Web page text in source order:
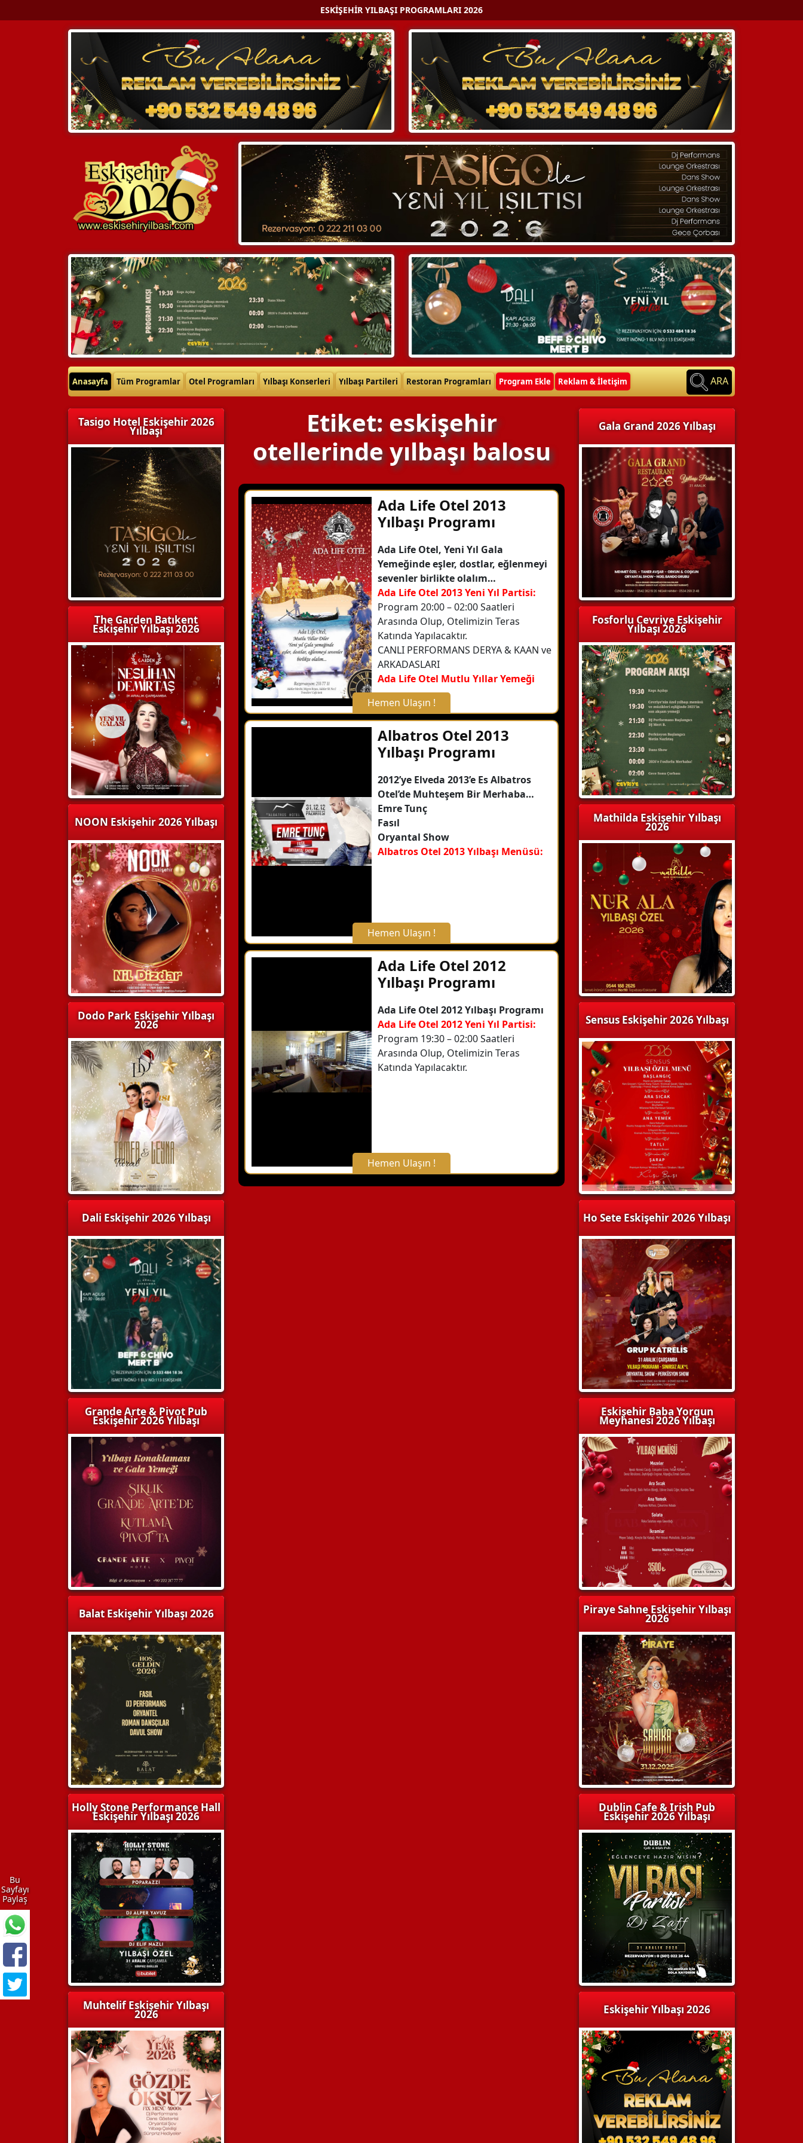
ESKIŞEHIR YILBAŞI PROGRAMLARI 2026
Anasayfa Tüm Programlar Otel Programları Yılbaşı Konserleri Yılbaşı Partileri Restoran Programları Program Ekle Reklam & İletişim ARA
Tasigo Hotel Eskişehir 2026
Yılbaşı
The Garden Batıkent
Eskişehir Yılbaşı 2026
NOON Eskişehir 2026 Yılbaşı
Dodo Park Eskişehir Yılbaşı
2026
Dali Eskişehir 2026 Yılbaşı
Grande Arte & Pivot Pub
Eskişehir 2026 Yılbaşı
Balat Eskişehir Yılbaşı 2026
Holly Stone Performance Hall
Eskişehir Yılbaşı 2026
Muhtelif Eskişehir Yılbaşı
2026
Etiket: eskişehir
otellerinde yılbaşı balosu
Ada Life Otel 2013
Yılbaşı Programı
Ada Life Otel, Yeni Yıl Gala
Yemeğinde eşler, dostlar, eğlenmeyi
sevenler birlikte olalım…
Ada Life Otel 2013 Yeni Yıl Partisi:
Program 20:00 – 02:00 Saatleri
Arasında Olup, Otelimizin Teras
Katında Yapılacaktır.
CANLI PERFORMANS DERYA & KAAN ve
ARKADASLARI
Ada Life Otel Mutlu Yıllar Yemeği
Hemen Ulaşın !
X Kapat
Detaylı Bilgi Alın
Albatros Otel 2013
Yılbaşı Programı
2012’ye Elveda 2013’e Es Albatros
Otel’de Muhteşem Bir Merhaba…
Emre Tunç
Fasıl
Oryantal Show
Albatros Otel 2013 Yılbaşı Menüsü:
Hemen Ulaşın !
X Kapat
Detaylı Bilgi Alın
Ada Life Otel 2012
Yılbaşı Programı
Ada Life Otel 2012 Yılbaşı Programı
Ada Life Otel 2012 Yeni Yıl Partisi:
Program 19:30 – 02:00 Saatleri
Arasında Olup, Otelimizin Teras
Katında Yapılacaktır.
Hemen Ulaşın !
X Kapat
Gala Grand 2026 Yılbaşı
Fosforlu Cevriye Eskişehir
Yılbaşı 2026
Mathilda Eskişehir Yılbaşı
2026
Sensus Eskişehir 2026 Yılbaşı
Ho Sete Eskişehir 2026 Yılbaşı
Eskişehir Baba Yorgun
Meyhanesi 2026 Yılbaşı
Piraye Sahne Eskişehir Yılbaşı
2026
Dublin Cafe & Irish Pub
Eskişehir 2026 Yılbaşı
Eskişehir Yılbaşı 2026
Bu
Sayfayı
Paylaş